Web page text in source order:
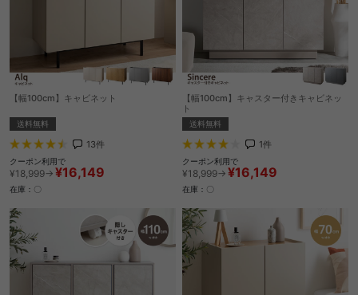
【幅100cm】キャビネット
送料無料
13件
クーポン利用で
¥18,999→ ¥16,149
在庫：〇
【幅100cm】キャスター付きキャビネッ
ト
送料無料
1件
クーポン利用で
¥18,999→ ¥16,149
在庫：〇